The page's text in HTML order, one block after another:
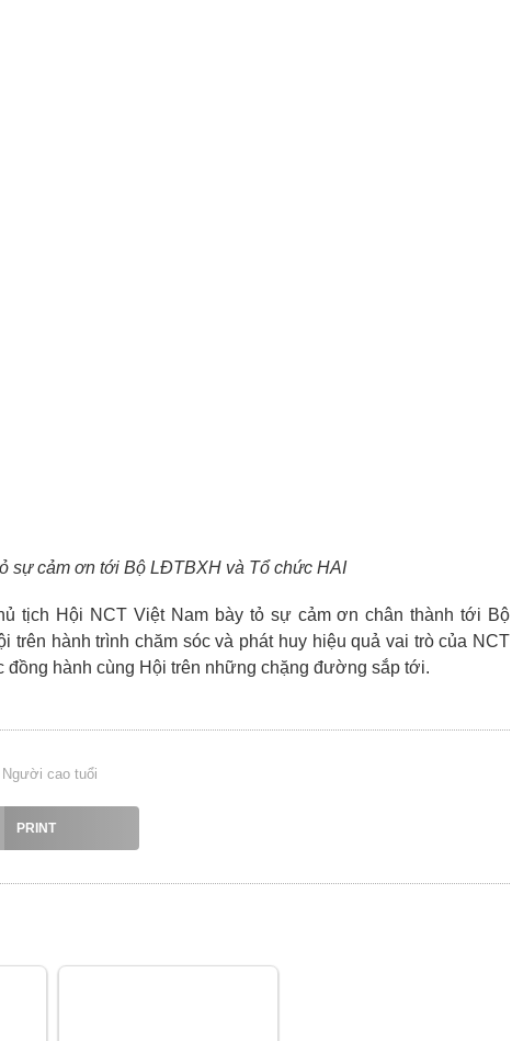
sự cảm ơn tới Bộ LĐTBXH và Tổ chức HAI
tịch Hội NCT Việt Nam bày tỏ sự cảm ơn chân thành tới Bộ
hành trình chăm sóc và phát huy hiệu quả vai trò của NCT
hành cùng Hội trên những chặng đường sắp tới.
cao tuổi
PRINT